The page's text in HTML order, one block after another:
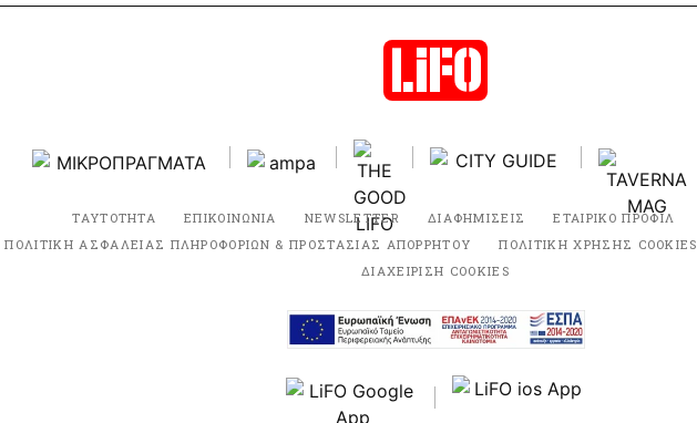
ΤΑΥΤΟΤΗΤΑ ΕΠΙΚΟΙΝΩΝΙΑ NEWSLETTER ΔΙΑΦΗΜΙΣΕΙΣ ΕΤΑΙΡΙΚΟ ΠΡΟΦΙΛ
ΠΟΛΙΤΙΚΗ ΑΣΦΑΛΕΙΑΣ ΠΛΗΡΟΦΟΡΙΩΝ & ΠΡΟΣΤΑΣΙΑΣ ΑΠΟΡΡΗΤΟΥ
ΠΟΛΙΤΙΚΗ ΧΡΗΣΗΣ COOKIES
ΔΙΑΧΕΙΡΙΣΗ COOKIES